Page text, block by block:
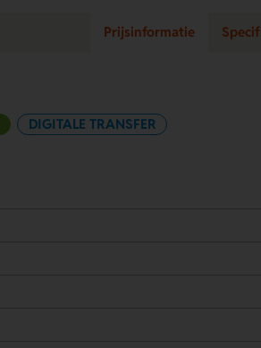
Prijsinformatie
DIGITALE TRANSFER